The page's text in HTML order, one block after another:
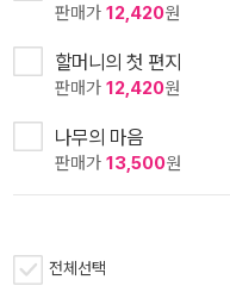
판매가 12,420원
할머니의 첫 편지
판매가 12,420원
나무의 마음
판매가 13,500원
전체선택